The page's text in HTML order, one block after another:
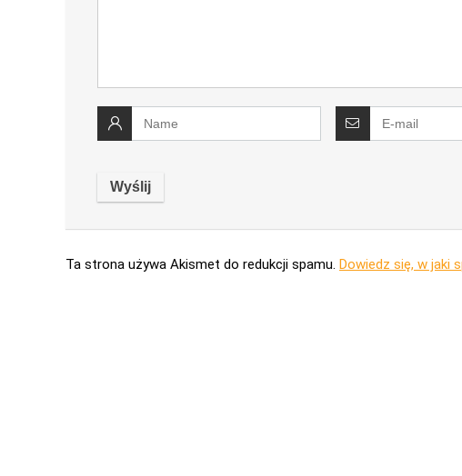
Ta strona używa Akismet do redukcji spamu. Dowiedz się, w jaki